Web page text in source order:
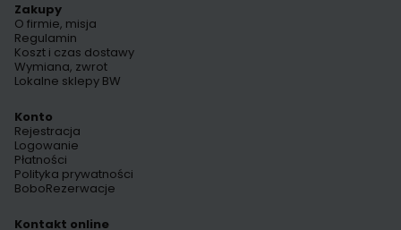
Zakupy
O firmie, misja
Regulamin
Koszt i czas dostawy
Wymiana, zwrot
Lokalne sklepy BW
Konto
Rejestracja
Logowanie
Płatności
Polityka prywatności
BoboRezerwacje
Kontakt online